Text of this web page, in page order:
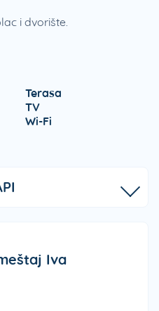
i dvorište.
Terasa
TV
Wi-Fi
Iva